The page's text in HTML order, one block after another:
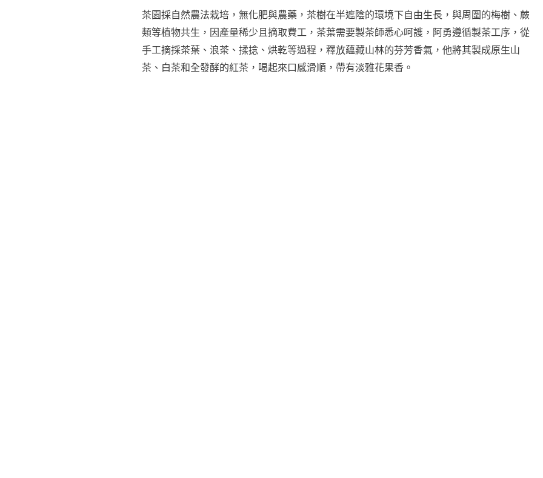
茶園採自然農法栽培，無化肥與農藥，茶樹在半遮陰的環境下自由生長，與周圍的梅樹、蕨
類等植物共生，因產量稀少且摘取費工，茶葉需要製茶師悉心呵護，阿勇遵循製茶工序，從
手工摘採茶葉、浪茶、揉捻、烘乾等過程，釋放蘊藏山林的芬芳香氣，他將其製成原生山
茶、白茶和全發酵的紅茶，喝起來口感滑順，帶有淡雅花果香。